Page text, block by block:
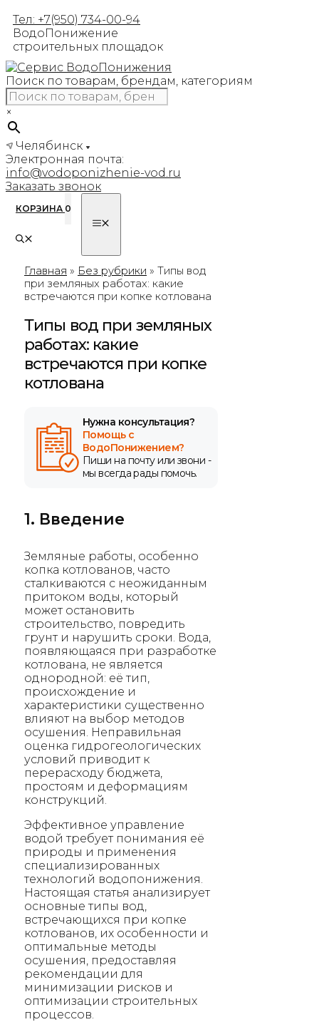
Перейти
содержимому
Тел: +7(950) 734-00-94
ВодоПонижение
строительных площадок
Поиск по товарам, брендам, категориям
×
Челябинск
Электронная почта:
info@vodoponizhenie-vod.ru
Заказать звонок
КОРЗИНА 0
Главная » Без рубрики » Типы вод
при земляных работах: какие
встречаются при копке котлована
Типы вод при земляных
работах: какие
встречаются при копке
котлована
Нужна консультация?
Помощь с
ВодоПонижением?
Пиши на почту или звони -
мы всегда рады помочь.
1. Введение
Земляные работы, особенно
копка котлованов, часто
сталкиваются с неожиданным
притоком воды, который
может остановить
строительство, повредить
грунт и нарушить сроки. Вода,
появляющаяся при разработке
котлована, не является
однородной: её тип,
происхождение и
характеристики существенно
влияют на выбор методов
осушения. Неправильная
оценка гидрогеологических
условий приводит к
перерасходу бюджета,
простоям и деформациям
конструкций.
Эффективное управление
водой требует понимания её
природы и применения
специализированных
технологий водопонижения.
Настоящая статья анализирует
основные типы вод,
встречающихся при копке
котлованов, их особенности и
оптимальные методы
осушения, предоставляя
рекомендации для
минимизации рисков и
оптимизации строительных
процессов.